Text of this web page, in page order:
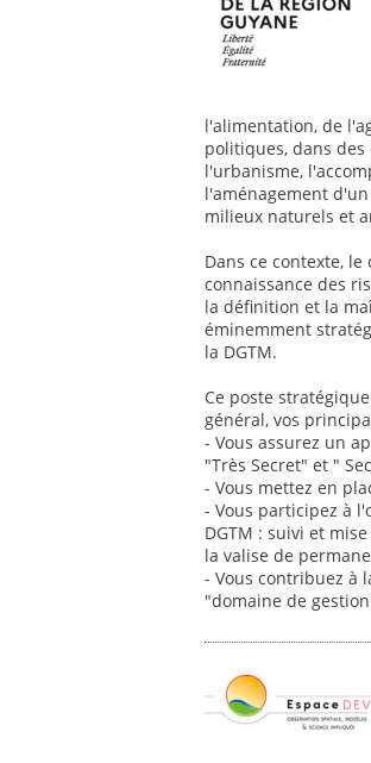
l'alimentation, de
politiques, dans
l'urbanisme,
l'aménagement
milieux naturels et
Dans ce contexte,
connaissance des
la définition et la
éminemment
la DGTM.
Ce poste
général, vos
- Vous assurez un
"Très Secret" et "
- Vous mettez en
- Vous participez à
DGTM : suivi et
la valise de
- Vous contribuez à
"domaine de